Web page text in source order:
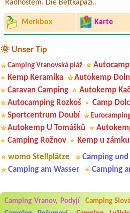
Radhoštěm. Die Bettkapazi..
Merkbox Karte
🌞 Unser Tip
Camping Vranovská pláž
Kemp Keramika
Autokemp
Caravan Camping
Autokemp
Autocamping Rozkoš
Camp
Sportcentrum Doubí
Autokemp U Tomášků
Camping Rožnov
Kemp u zámku
womo Stellplätze
Camping
Camping am Wasser
Camping
Camping Vranov, Podyjí Camping
Aneta Melicharová ***
Byli jsme zde v týdnu od 25.7. do 1.8.